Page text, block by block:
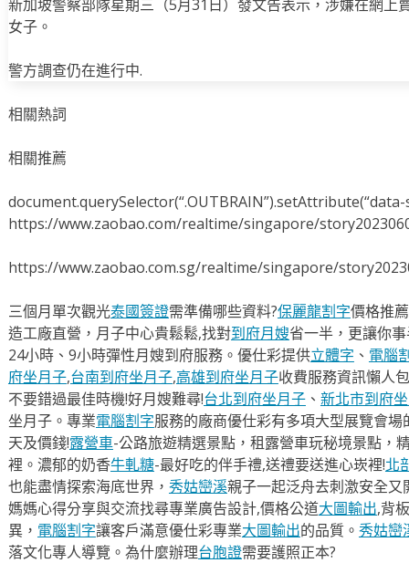
新加坡警察部隊星期三（5月31日）發文告表示，涉嫌在網上
女子。
警方調查仍在進行中.
相關熱詞
相關推薦
document.querySelector(“.OUTBRAIN”).setAttribute(“data-
https://www.zaobao.com/realtime/singapore/
https://www.zaobao.com.sg/realtime/singapore/
三個月單次觀光泰國簽證需準備哪些資料?保麗龍割字價格推
造工廠直營，月子中心貴鬆鬆,找對到府月嫂省一半，更讓你
24小時、9小時彈性月嫂到府服務。優仕彩提供立體字 、 電腦
府坐月子,台南到府坐月子,高雄到府坐月子收費服務資訊懶人
不要錯過最佳時機!好月嫂難尋!台北到府坐月子、 新北市到府
坐月子。專業電腦割字服務的廠商優仕彩有多項大型展覽會場
天及價錢!露營車-公路旅遊精選景點，租露營車玩秘境景點，
裡。濃郁的奶香牛軋糖-最好吃的伴手禮,送禮要送進心崁裡!北
也能盡情探索海底世界， 秀姑巒溪親子一起泛舟去​刺激安全
媽媽心得分享與交流找尋專業廣告設計,價格公道大圖輸出,背
異， 電腦割字讓客戶滿意優仕彩專業大圖輸出的品質。 秀姑巒
落文化專人導覽。為什麼辦理台胞證需要護照正本?